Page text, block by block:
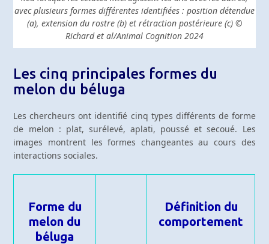
avec plusieurs formes différentes identifiées : position détendue
(a), extension du rostre (b) et rétraction postérieure (c) ©
Richard et al/Animal Cognition 2024
Les cinq principales formes du
melon du béluga
Les chercheurs ont identifié cinq types différents de forme
de melon : plat, surélevé, aplati, poussé et secoué. Les
images montrent les formes changeantes au cours des
interactions sociales.
Forme du
melon du
béluga
Définition du
comportement